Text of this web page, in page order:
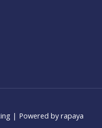
| Powered by rapaya